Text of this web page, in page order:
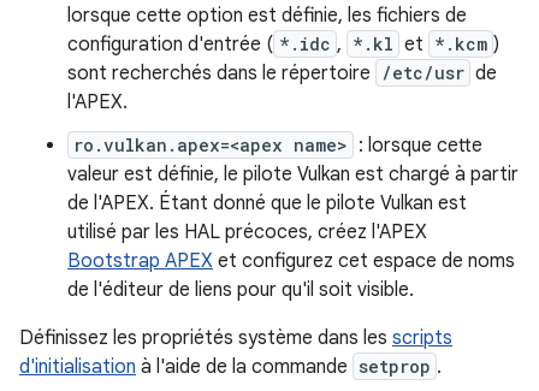
lorsque cette option est définie, les fichiers de
configuration d'entrée ( *.idc , *.kl et *.kcm )
sont recherchés dans le répertoire
/etc/usr de
l'APEX.
ro.vulkan.apex=<apex name> : lorsque cette
valeur est définie, le pilote Vulkan est chargé à partir
de l'APEX. Étant donné que le pilote Vulkan est
utilisé par les HAL précoces, créez l'APEX
Bootstrap APEX et configurez cet espace de noms
de l'éditeur de liens pour qu'il soit visible.
Définissez les propriétés système dans les scripts
d'initialisation à l'aide de la commande setprop .